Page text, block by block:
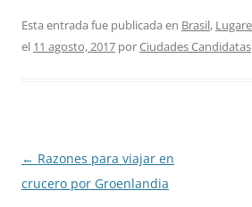
Esta entrada fue publicada en Brasil,
el 11 agosto, 2017 porCiudades Candidatas
Navegación
de
← Razones para viajar en
crucero por Groenlandia